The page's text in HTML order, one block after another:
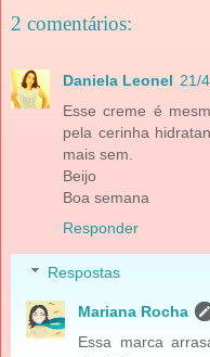
2 comentários:
Daniela Leonel 21/
Esse creme é
pela cerinha
mais sem.
Beijo
Boa semana
Responder
Respostas
Mariana Rocha
Essa marca